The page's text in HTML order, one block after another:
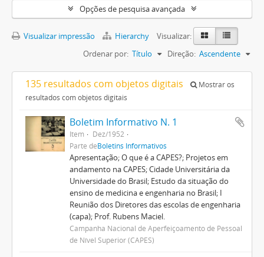
Opções de pesquisa avançada
Visualizar impressão Hierarchy
Visualizar:
Ordenar por: Título Direção: Ascendente
135 resultados com objetos digitais
Mostrar os
resultados com objetos digitais
Boletim Informativo N. 1
Item
Dez/1952
Parte deBoletins Informativos
Apresentação; O que é a CAPES?; Projetos em
andamento na CAPES; Cidade Universitária da
Universidade do Brasil; Estudo da situação do
ensino de medicina e engenharia no Brasil; I
Reunião dos Diretores das escolas de engenharia
(capa); Prof. Rubens Maciel.
Campanha Nacional de Aperfeiçoamento de Pessoal
de Nível Superior (CAPES)